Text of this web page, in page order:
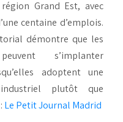
Grand Est, avec
centaine d’emplois.
démontre que les
s’implanter
adoptent une
industriel plutôt que
Le Petit Journal Madrid